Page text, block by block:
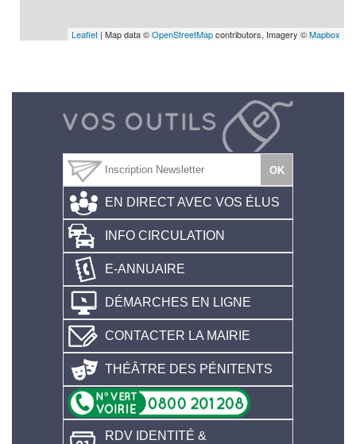
Leaflet | Map data ©OpenStreetMapcontributors, Imagery ©Mapbox
EN DIRECT AVEC VOS ÉLUS
INFO CIRCULATION
E-ANNUAIRE
DÉMARCHES EN LIGNE
CONTACTER LA MAIRIE
THÉÂTRE DES PÉNITENTS
RDV IDENTITÉ &